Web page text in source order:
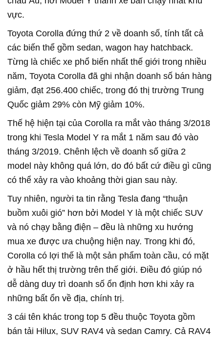
vực.
Toyota Corolla đứng thứ 2 về doanh số, tính tất cả
các biến thể gồm sedan, wagon hay hatchback.
Từng là chiếc xe phổ biến nhất thế giới trong nhiều
năm, Toyota Corolla đã ghi nhận doanh số bán hàng
giảm, đạt 256.400 chiếc, trong đó thị trường Trung
Quốc giảm 29% còn Mỹ giảm 10%.
Thế hệ hiện tại của Corolla ra mắt vào tháng 3/2018
trong khi Tesla Model Y ra mắt 1 năm sau đó vào
tháng 3/2019. Chênh lệch về doanh số giữa 2
model này không quá lớn, do đó bất cứ điều gì cũng
có thể xảy ra vào khoảng thời gian sau này.
Tuy nhiên, người ta tin rằng Tesla đang “thuận
buồm xuôi gió” hơn bởi Model Y là một chiếc SUV
và nó chạy bằng điện – đều là những xu hướng
mua xe được ưa chuộng hiện nay. Trong khi đó,
Corolla có lợi thế là một sản phẩm toàn cầu, có mặt
ở hầu hết thị trường trên thế giới. Điều đó giúp nó
dễ dàng duy trì doanh số ổn định hơn khi xảy ra
những bất ổn về địa, chính trị.
3 cái tên khác trong top 5 đều thuộc Toyota gồm
bán tải Hilux, SUV RAV4 và sedan Camry. Cả RAV4